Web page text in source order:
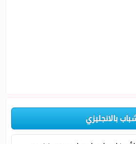
بالانجليزي